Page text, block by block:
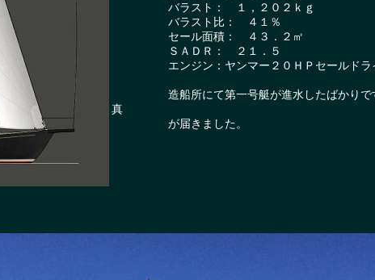
バラスト： １，２０２ｋｇ
バラスト比： ４１％
セール面積： ４３．２㎡
ＳＡＤＲ： ２１．５
エンジン：ヤンマー２０ＨＰセールドラ
造船所にて第一号艇が進水したばかりで
真
が届きました。